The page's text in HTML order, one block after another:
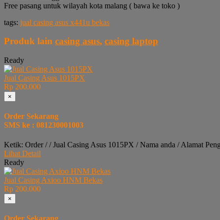
Free pasang untuk wilayah kota malang ( bawa ke toko )
tags: jual casing asus x441u bekas
Produk lain casing asus, casing laptop
Ready
Jual Casing Asus 1015PX
Rp 200.000
×
Order Sekarang
SMS ke : 081230001003
Ketik: Order / / Jual Casing Asus 1015PX / Nama anda / Alamat
Lihat Detail
Ready
Jual Casing Axioo HNM Bekas
Rp 200.000
×
Order Sekarang